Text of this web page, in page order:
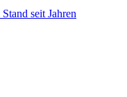
seit Jahren